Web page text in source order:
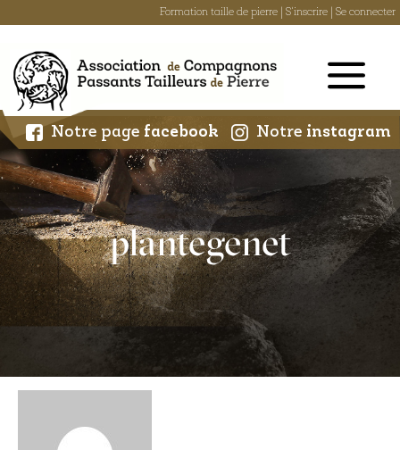
Formation taille de pierre S'inscrire Se connecter
content
Notre page facebook Notre instagram
plantegenet